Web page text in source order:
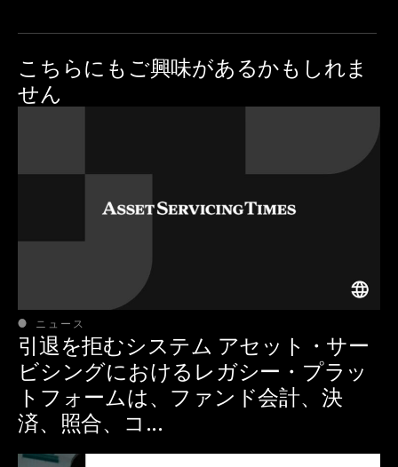
こちらにも ご興味があるかもしれま
せん
ニュース
引退を拒むシステム アセット・サー
ビシングにおけるレガシー・プラッ
トフォームは、ファンド会計、決
済、照合、コ...